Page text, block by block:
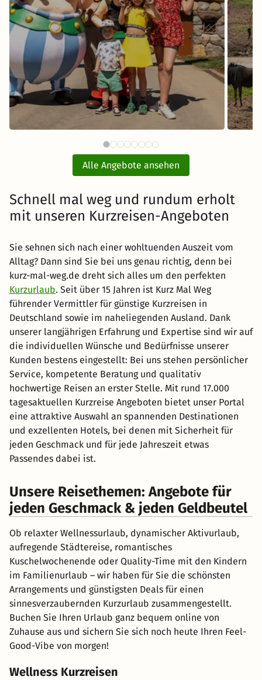
ab81 €
BELANTIS - Das AbenteuerReich
mit Hotel und Eintritt
inkl. Übernachtung und Frühstück
Zum Angebot
Alle Angebote ansehen
Schnell mal weg und rundum erholt
mit unseren Kurzreisen-Angeboten
Sie sehnen sich nach einer wohltuenden Auszeit vom
Alltag? Dann sind Sie bei uns genau richtig, denn bei
kurz-mal-weg.de dreht sich alles um den perfekten
Kurzurlaub. Seit über 15 Jahren ist Kurz Mal Weg
führender Vermittler für günstige Kurzreisen in
Deutschland sowie im naheliegenden Ausland. Dank
unserer langjährigen Erfahrung und Expertise sind wir auf
die individuellen Wünsche und Bedürfnisse unserer
Kunden bestens eingestellt: Bei uns stehen persönlicher
Service, kompetente Beratung und qualitativ
hochwertige Reisen an erster Stelle. Mit rund 17.000
tagesaktuellen Kurzreise Angeboten bietet unser Portal
eine attraktive Auswahl an spannenden Destinationen
und exzellenten Hotels, bei denen mit Sicherheit für
jeden Geschmack und für jede Jahreszeit etwas
Passendes dabei ist.
Unsere Reisethemen: Angebote für
jeden Geschmack & jeden Geldbeutel
Ob relaxter Wellnessurlaub, dynamischer Aktivurlaub,
aufregende Städtereise, romantisches
Kuschelwochenende oder Quality-Time mit den Kindern
im Familienurlaub – wir haben für Sie die schönsten
Arrangements und günstigsten Deals für einen
sinnesverzaubernden Kurzurlaub zusammengestellt.
Buchen Sie Ihren Urlaub ganz bequem online von
Zuhause aus und sichern Sie sich noch heute Ihren Feel-
Good-Vibe von morgen!
Wellness Kurzreisen